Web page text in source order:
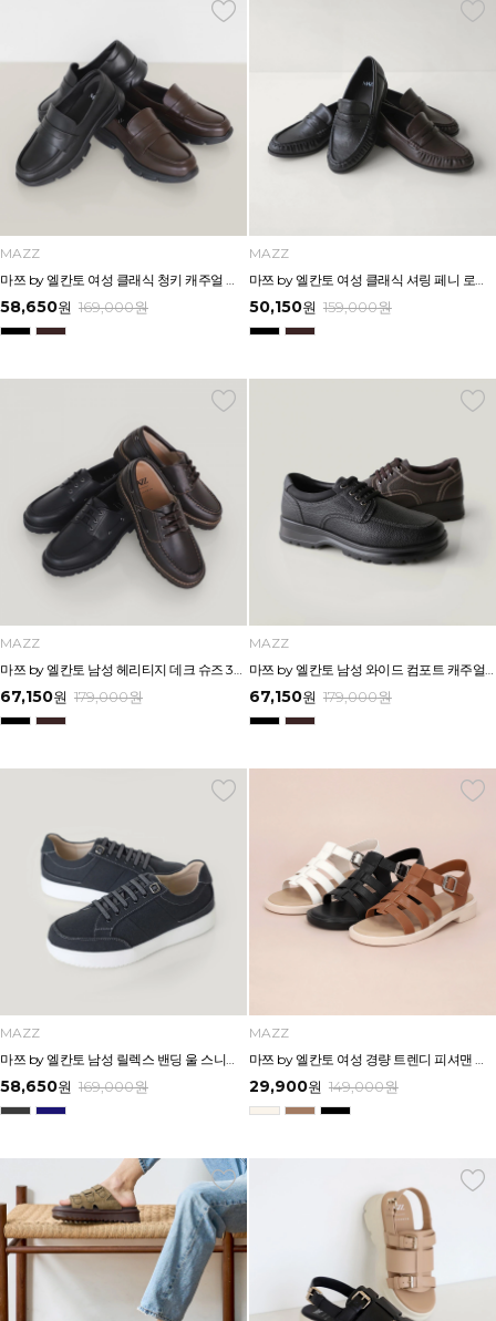
MAZZ
58,650원 169,000원
MAZZ
50,150원 159,000원
MAZZ
67,150원 179,000원
MAZZ
67,150원 179,000원
MAZZ
마쯔 by 엘칸토 남성 릴렉스 밴딩 울 스니커즈 3.5cm LCMS36M639
58,650원 169,000원
MAZZ
마쯔 by 엘칸토 여성 경량 트렌디 피셔맨 샌들 3cm LCWW66M426
29,900원 149,000원